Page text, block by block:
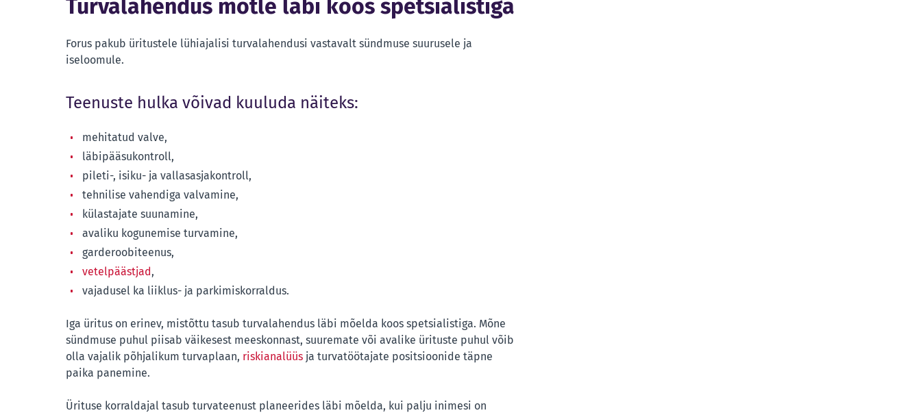
Turvalahendus mõtle läbi koos spetsialistiga
Forus pakub üritustele lühiajalisi turvalahendusi vastavalt sündmuse suurusele ja
iseloomule.
Teenuste hulka võivad kuuluda näiteks:
mehitatud valve,
läbipääsukontroll,
pileti-, isiku- ja vallasasjakontroll,
tehnilise vahendiga valvamine,
külastajate suunamine,
avaliku kogunemise turvamine,
garderoobiteenus,
vetelpäästjad,
vajadusel ka liiklus- ja parkimiskorraldus.
Iga üritus on erinev, mistõttu tasub turvalahendus läbi mõelda koos spetsialistiga. Mõne
sündmuse puhul piisab väikesest meeskonnast, suuremate või avalike ürituste puhul võib
olla vajalik põhjalikum turvaplaan, riskianalüüs ja turvatöötajate positsioonide täpne
paika panemine.
Ürituse korraldajal tasub turvateenust planeerides läbi mõelda, kui palju inimesi on